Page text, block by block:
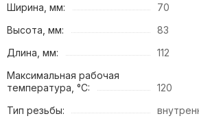
Ширина, мм:
70
Высота, мм:
83
Длина, мм:
112
Максимальная рабочая
температура, °C:
120
Тип резьбы: